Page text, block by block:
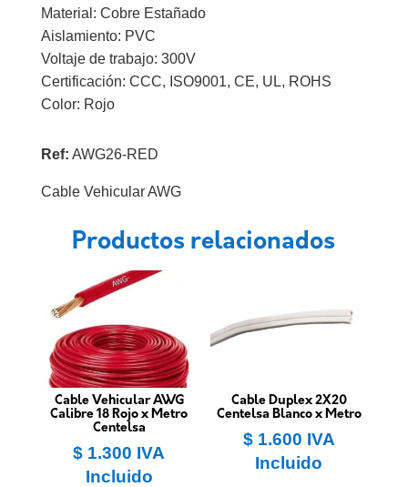
Material: Cobre Estañado
Aislamiento: PVC
Voltaje de trabajo: 300V
Certificación: CCC, ISO9001, CE, UL, ROHS
Color: Rojo
Ref: AWG26-RED
Cable Vehicular AWG
Productos relacionados
Cable Vehicular AWG
Calibre 18 Rojo x Metro
Centelsa
$ 1.300 IVA
Incluido
Cable Duplex 2X20
Centelsa Blanco x Metro
$1.600 IVA
Incluido